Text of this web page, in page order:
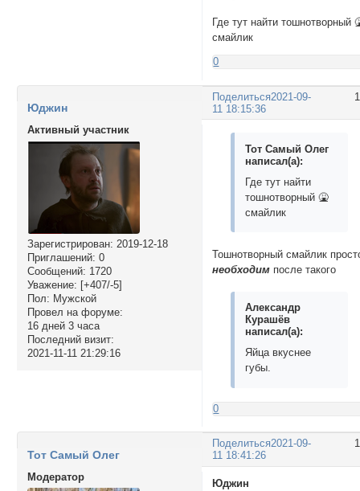
Где тут найти тошнотворный
смайлик
0
Поделиться2021-09-
11 18:15:36
Юджин
Активный участник
Зарегистрирован: 2019-12-18
Приглашений: 0
Сообщений: 1720
Уважение: [+407/-5]
Пол: Мужской
Провел на форуме:
16 дней 3 часа
Последний визит:
2021-11-11 21:29:16
Тот Самый Олег
написал(а):
Где тут найти
тошнотворный 🤮
смайлик
Тошнотворный смайлик
необходим после такого
Александр
Курашёв
написал(а):
Яйца вкуснее
губы.
0
Поделиться2021-09-
11 18:41:26
Тот Самый Олег
Модератор
Юджин